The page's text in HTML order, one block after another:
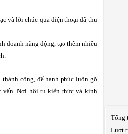
và lời chúc qua điện thoại đã thu
doanh năng động, tạo thêm nhiều
công, để hạnh phúc luôn gõ
vấn. Nơi hội tụ kiến thức và kinh
Tổng
Lượt